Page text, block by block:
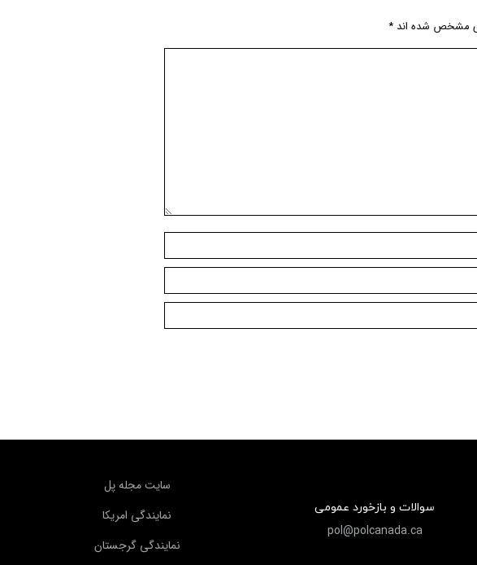
مشخص شده اند*
سوالات و بازخورد عمومی
pol@polcanada.ca
سايت مجله پل
نمايندگي امريكا
نمايندگي گرجستان